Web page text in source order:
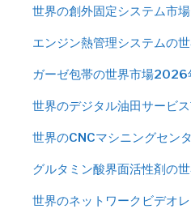
世界の創外固定システム市
エンジン熱管理システムの
ガーゼ包帯の世界市場2026
世界のデジタル油田サービ
世界のCNCマシニングセン
グルタミン酸界面活性剤の
世界のネットワークビデオ